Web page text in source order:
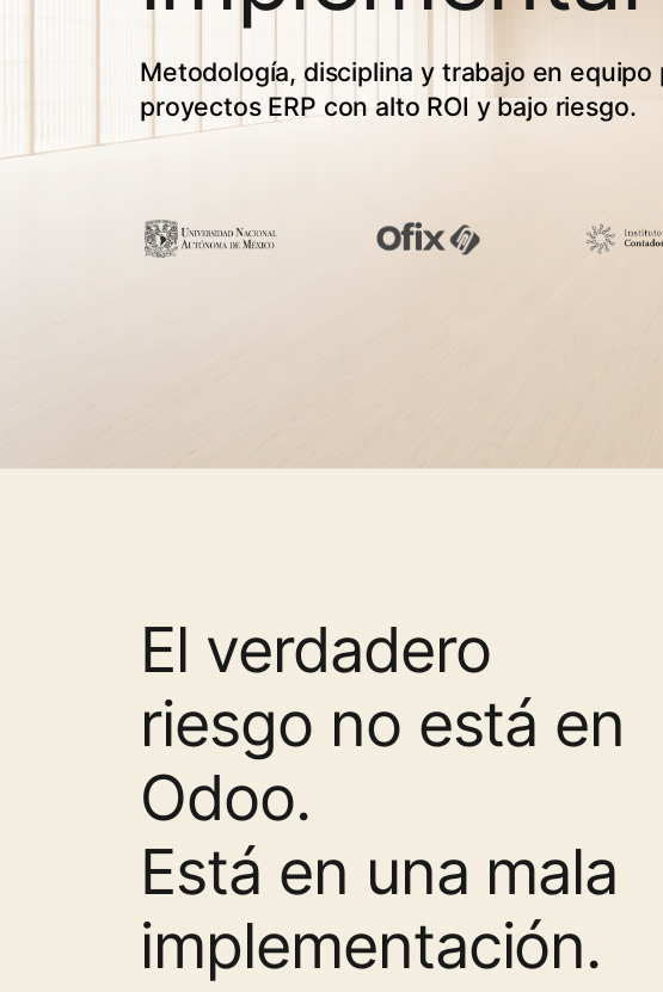
Metodología, disciplina y trabajo en equipo
proyectos ERP con alto ROI y bajo riesgo.
El verdadero
riesgo no está en
Odoo.
Está en una mala
implementación.